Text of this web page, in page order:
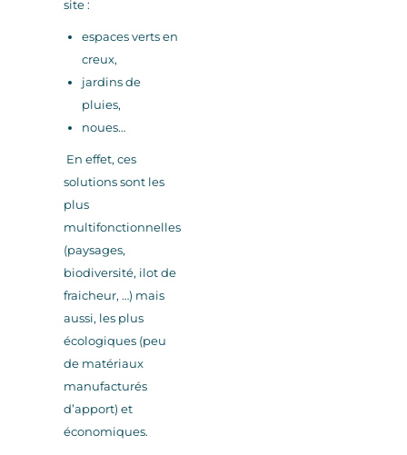
site :
espaces verts en
creux,
jardins de
pluies,
noues…
En effet, ces
solutions sont les
plus
multifonctionnelles
(paysages,
biodiversité, ilot de
fraicheur, …) mais
aussi, les plus
écologiques (peu
de matériaux
manufacturés
d’apport) et
économiques.